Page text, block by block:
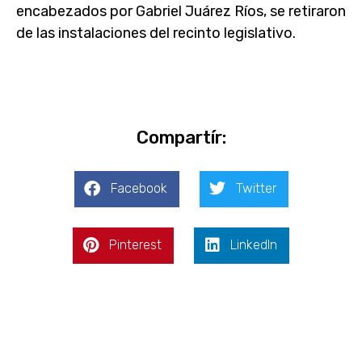
encabezados por Gabriel Juárez Ríos, se retiraron
de las instalaciones del recinto legislativo.
Compartír:
Facebook Twitter
Pinterest LinkedIn